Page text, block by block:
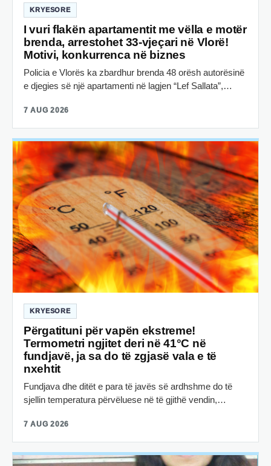
KRYESORE
I vuri flakën apartamentit me vëlla e motër
brenda, arrestohet 33-vjeçari në Vlorë!
Motivi, konkurrenca në biznes
Policia e Vlorës ka zbardhur brenda 48 orësh autorësinë
e djegies së një apartamenti në lagjen “Lef Sallata”,…
7 AUG 2026
KRYESORE
Përgatituni për vapën ekstreme!
Termometri ngjitet deri në 41°C në
fundjavë, ja sa do të zgjasë vala e të
nxehtit
Fundjava dhe ditët e para të javës së ardhshme do të
sjellin temperatura përvëluese në të gjithë vendin,…
7 AUG 2026